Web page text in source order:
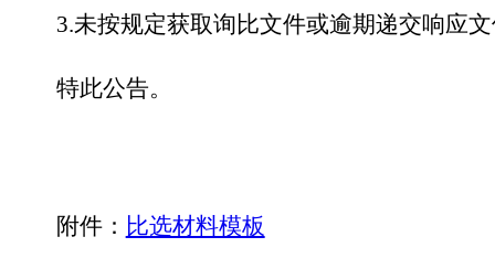
3.未按规定获取询比文件或逾期递交响应
特此公告。
附件： 比选材料模板